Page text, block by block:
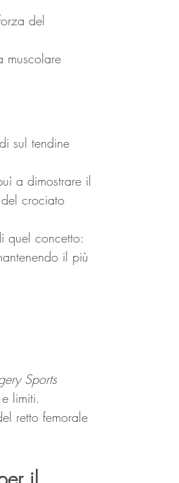
del
muscolare
sul tendine
a dimostrare il
crociato
quel concetto:
il più
Sports
limiti.
retto femorale